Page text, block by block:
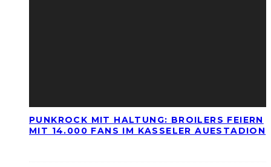
PUNKROCK MIT HALTUNG: BROILERS FEIERN
MIT 14.000 FANS IM KASSELER AUESTADION